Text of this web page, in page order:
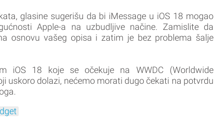
glasine sugerišu da bi iMessage u iOS 18 mogao
Apple-a na uzbudljive načine. Zamislite da
osnovu vašeg opisa i zatim je bez problema šalje
iOS 18 koje se očekuje na WWDC (Worldwide
uskoro dolazi, nećemo morati dugo čekati na potvrdu